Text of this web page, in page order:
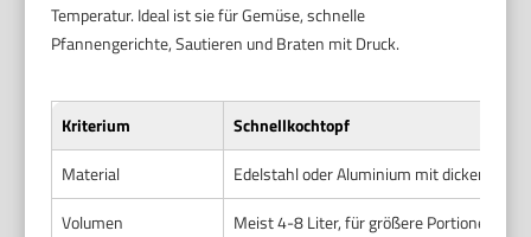
Temperatur. Ideal ist sie für Gemüse, schnelle
Pfannengerichte, Sautieren und Braten mit Druck.
Kriterium
Schnellkochtopf
Material
Edelstahl oder Aluminium mit dickem
Volumen
Meist 4-8 Liter, für größere Portionen